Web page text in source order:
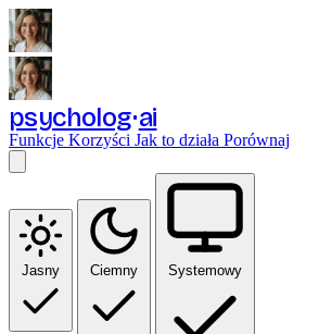
psycholog ai
Funkcje Korzyści Jak to działa Porównaj
Jasny Ciemny Systemowy